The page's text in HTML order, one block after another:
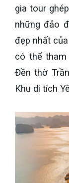
gia tour
những đảo
đẹp nhất
có thể
Đền thờ
Khu di tích